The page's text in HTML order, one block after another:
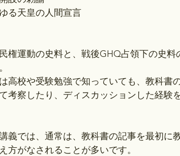
る天皇の人間宣言
権運動の史料と、戦後GHQ占領下の史
高校や受験勉強で知っていても、教科書
考察したり、ディスカッションした経験
義では、通常は、教科書の記事を最初に
方がなされることが多いです。